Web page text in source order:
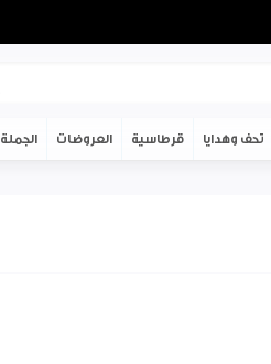
تحف وهدايا قرطاسية العروضات الجملة